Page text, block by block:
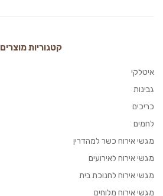
קטגוריות מוצרים
איטלקי
גבינות
כריכים
לחמים
מגשי אירוח כשר למהדרין
מגשי אירוח לאירועים
מגשי אירוח לחנוכת בית
מגשי אירוח מלוחים